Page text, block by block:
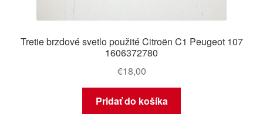
Tretie brzdové svetlo použité Citroën C1 Peugeot 107
1606372780
€18,00
Pridať do košíka